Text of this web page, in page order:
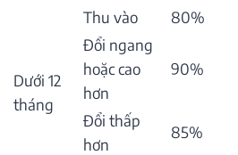
Dưới 12
tháng
Thu vào
80%
Đổi ngang
hoặc cao
hơn
90%
Đổi thấp
hơn
85%